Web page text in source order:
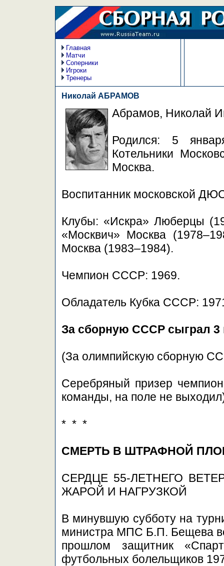
Главная
Матчи
Соперники
Игроки
Тренеры
Николай АБРАМОВ
Абрамов, Николай
Родился: 5
Котельники
Москва.
Воспитанник московской
Клубы: «Искра» Люберцы
«Москвич» Москва
Москва (1983–1984).
Чемпион СССР: 1969.
Обладатель Кубка СССР:
За сборную СССР сыграл 3
(За олимпийскую сборную
Серебряный призер
команды, на поле не
* * *
СМЕРТЬ В ШТРАФНОЙ
СЕРДЦЕ 55-ЛЕТНЕГО
ЖАРОЙ И НАГРУЗКОЙ
В минувшую субботу на
министра МПС Б.П. Бещева
прошлом защитник
футбольных болельщиков